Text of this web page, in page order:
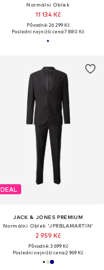
Normální Oblek
11 134 Kč
Původně: 26 299 Kč
Poslední nejnižší cena:7 880 Kč
DEAL
JACK & JONES PREMIUM
Normální Oblek 'JPRBLAMARTIN'
2 959 Kč
Původně: 3 699 Kč
Poslední nejnižší cena:2 969 Kč